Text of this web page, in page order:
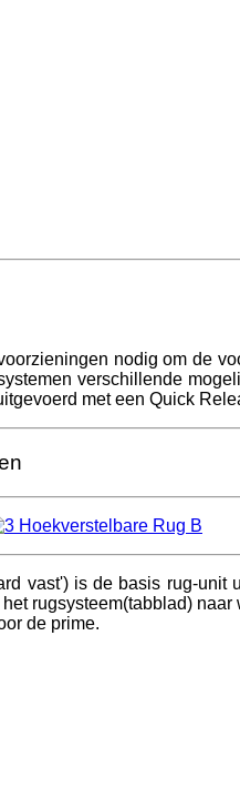
nodig om de
verschillende
met een Quick
vast') is de basis rug-unit
rugsysteem(tabblad)
de prime.